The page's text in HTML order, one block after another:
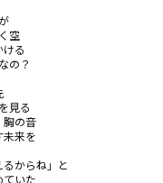
空
ける
の？
見る
胸の音
来を
からね」と
いた